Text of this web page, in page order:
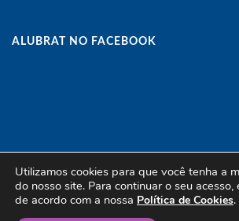
ALUBRAT NO FACEBOOK
Copyright Alubrat - All Rights
Utilizamos cookies para que você tenha a
do nosso site. Para continuar o seu acesso,
de acordo com a nossa Política de Cookies.